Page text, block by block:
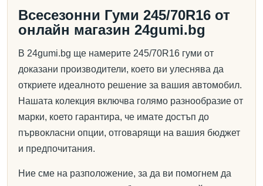
Всесезонни Гуми 245/70R16 от
онлайн магазин 24gumi.bg
В 24gumi.bg ще намерите 245/70R16 гуми от
доказани производители, което ви улеснява да
откриете идеалното решение за вашия автомобил.
Нашата колекция включва голямо разнообразие от
марки, което гарантира, че имате достъп до
първокласни опции, отговарящи на вашия бюджет
и предпочитания.
Ние сме на разположение, за да ви помогнем да